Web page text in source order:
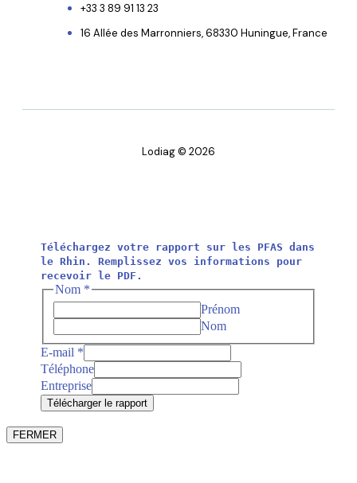
+33 3 89 91 13 23
16 Allée des Marronniers, 68330 Huningue, France
Lodiag © 2026
Téléchargez votre rapport sur les PFAS dans
le Rhin. Remplissez vos informations pour
recevoir le PDF.
Entreprise
Téléphone
Nom
Nom *
Prénom
Nom
E-mail *
Téléphone
Entreprise
Télécharger le rapport
FERMER